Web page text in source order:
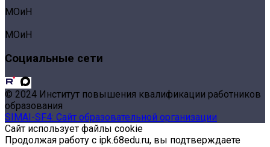
МОиН
МОиН
Социальные сети
© 2024 Институт повышения квалификации работников
образования
SIMAI-SF4: Сайт образовательной организации
Сайт использует файлы cookie
Продолжая работу с ipk.68edu.ru, вы подтверждаете